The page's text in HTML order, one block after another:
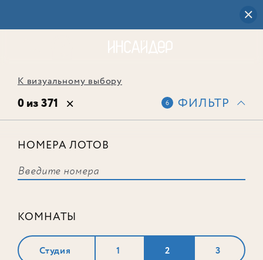
К визуальному выбору
0 из 371 6 ФИЛЬТР
НОМЕРА ЛОТОВ
КОМНАТЫ
Студия 1 2 3
соответствует ни одного лота